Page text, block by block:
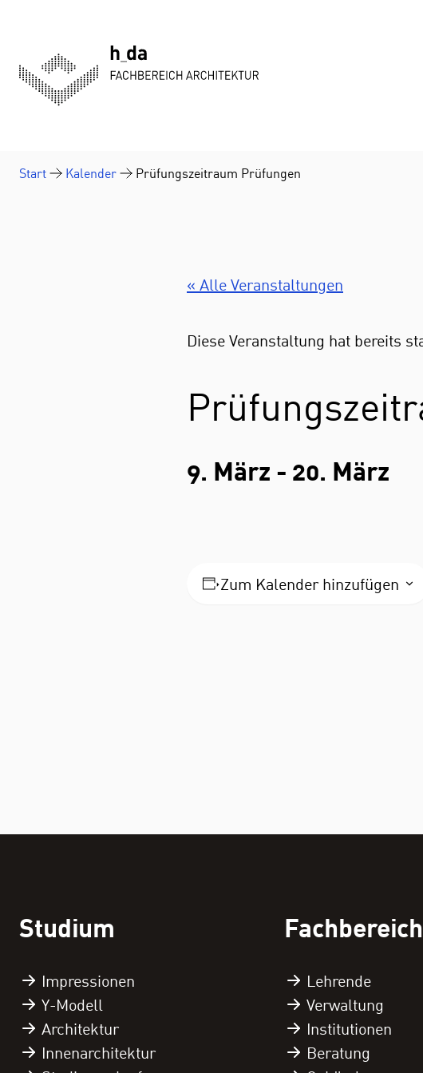
Start Kalender Prüfungszeitraum Prüfungen
« Alle Veranstaltungen
Diese Veranstaltung hat bereits
9. März - 20. März
Zum Kalender hinzufügen
Studium
Impressionen
Y-Modell
Architektur
Innenarchitektur
Fachbereich
Lehrende
Verwaltung
Institutionen
Beratung